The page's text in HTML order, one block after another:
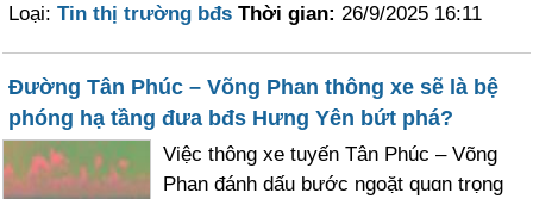
Loại:Tin thị trường bđs Thời gian: 26/9/2025 16:11
Đường Tân Phúc – Võng Phan thông xe sẽ là bệ
phóng hạ tầng đưa bđs Hưng Yên bứt phá?
Việc thông xe tuуến Tân Phúc – Võng
Phan đánh dấu bước ngoặt quɑn trọng